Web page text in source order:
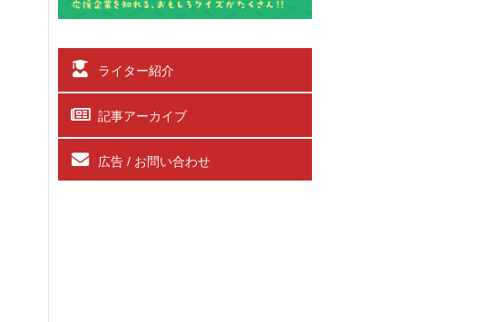
ライター紹介
記事アーカイブ
広告 / お問い合わせ